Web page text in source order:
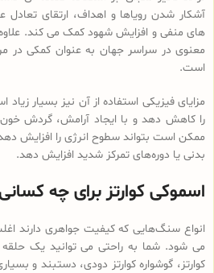
آشکار شدن رویاها و اهداف، ارتقای تعادل
های منفی و افزایش شهود کمک می کند.
معنوی در سراسر جهان به عنوان کمکی در
است.
مزایای فیزیکی استفاده از آن نیز بسیار
را کاهش دهد و با ایجاد آرامش، گردش خون
ممکن است بتواند سطوح انرژی را افزایش
بدنی یا دوره‌های تمرکز شدید افزایش دهد.
اسموکی کوارتز برای چه
انواع سنگ‌هایی که کیفیت جواهری دارند
می شود. شما به راحتی می توانید یک حلقه
کوارتز، گوشواره کوارتز دودی، دستبند و